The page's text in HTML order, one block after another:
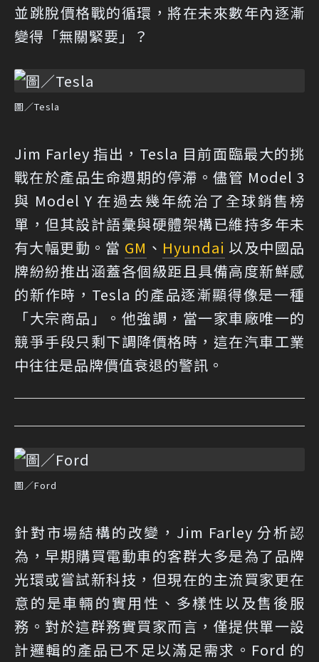
並跳脫價格戰的循環，將在未來數年內逐漸
變得「無關緊要」？
圖／Tesla
Jim Farley 指出，Tesla 目前面臨最大的挑
戰在於產品生命週期的停滯。儘管 Model 3
與 Model Y 在過去幾年統治了全球銷售榜
單，但其設計語彙與硬體架構已維持多年未
有大幅更動。當 GM 、 Hyundai 以及中國品
牌紛紛推出涵蓋各個級距且具備高度新鮮感
的新作時，Tesla 的產品逐漸顯得像是一種
「大宗商品」。他強調，當一家車廠唯一的
競爭手段只剩下調降價格時，這在汽車工業
中往往是品牌價值衰退的警訊。
圖／Ford
針對市場結構的改變，Jim Farley 分析認
為，早期購買電動車的客群大多是為了品牌
光環或嘗試新科技，但現在的主流買家更在
意的是車輛的實用性、多樣性以及售後服
務。對於這群務實買家而言，僅提供單一設
計邏輯的產品已不足以滿足需求。Ford 的